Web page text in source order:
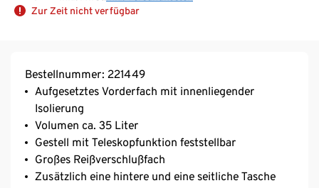
Zur Zeit nicht verfügbar
Bestellnummer: 221449
Aufgesetztes Vorderfach mit innenliegender
Isolierung
Volumen ca. 35 Liter
Gestell mit Teleskopfunktion feststellbar
Großes Reißverschlußfach
Zusätzlich eine hintere und eine seitliche Tasche